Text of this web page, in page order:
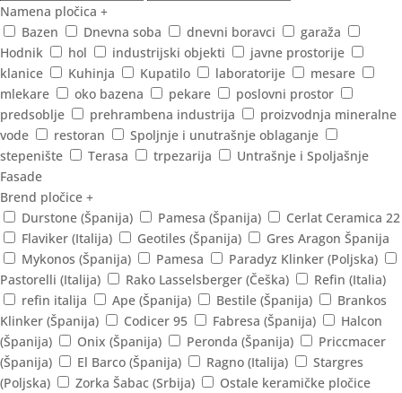
Namena pločica +
Bazen
Dnevna soba dnevni boravci
garaža
Hodnik
hol industrijski objekti
javne prostorije
klanice
Kuhinja Kupatilo laboratorije
mesare
mlekare
oko bazena pekare
poslovni prostor
predsoblje
prehrambena industrija
proizvodnja mineralne
vode
restoran
Spoljnje i unutrašnje oblaganje
stepenište
Terasa trpezarija
Untrašnje i Spoljašnje
Fasade
Brend pločice +
Durstone (Španija)
Pamesa (Španija)
Cerlat Ceramica 22
Flaviker (Italija)
Geotiles (Španija)
Gres Aragon Španija
Mykonos (Španija)
Pamesa
Paradyz Klinker (Poljska)
Pastorelli (Italija)
Rako Lasselsberger (Češka)
Refin (Italia)
refin italija
Ape (Španija) Bestile (Španija)
Brankos
Klinker (Španija)
Codicer 95 Fabresa (Španija)
Halcon
(Španija)
Onix (Španija) Peronda (Španija)
Priccmacer
(Španija)
El Barco (Španija) Ragno (Italija)
Stargres
(Poljska)
Zorka Šabac (Srbija)
Ostale keramičke pločice